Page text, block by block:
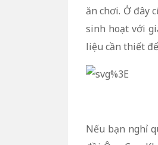
ăn chơi. Ở đây
sinh hoạt với
liệu cần thiết
Nếu bạn nghỉ